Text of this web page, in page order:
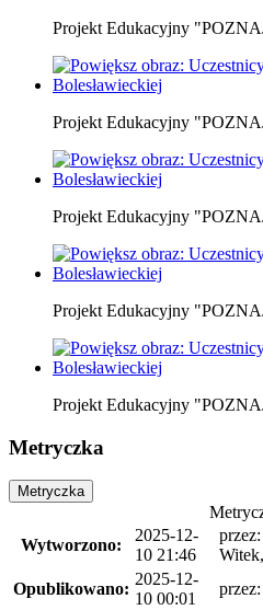
Projekt Edukacyjny
Projekt Edukacyjny
Projekt Edukacyjny
Projekt Edukacyjny
Projekt Edukacyjny
Metryczka
Metryczka
Wytworzono:
2025-12-
10 21:46
Opublikowano:
2025-12-
10 00:01